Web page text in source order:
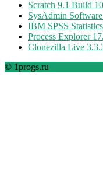
Scratch 9.1 Build
SysAdmin
IBM SPSS
Process Explorer
Clonezilla Live
© 1progs.ru